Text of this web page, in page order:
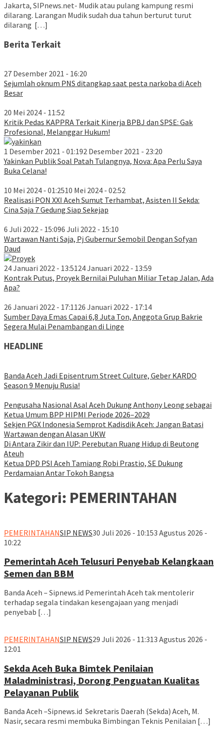
Jakarta, SIPnews.net- Mudik atau pulang kampung resmi
dilarang. Larangan Mudik sudah dua tahun berturut turut
dilarang […]
Berita Terkait
27 Desember 2021 - 16:20
Sejumlah oknum PNS ditangkap saat pesta narkoba di Aceh
Besar
20 Mei 2024 - 11:52
Kritik Pedas KAPPRA Terkait Kinerja BPBJ dan SPSE: Gak
Profesional, Melanggar Hukum!
1 Desember 2021 - 01:192 Desember 2021 - 23:20
Yakinkan Publik Soal Patah Tulangnya, Nova: Apa Perlu Saya
Buka Celana!
10 Mei 2024 - 01:2510 Mei 2024 - 02:52
Realisasi PON XXI Aceh Sumut Terhambat, Asisten II Sekda:
Cina Saja 7 Gedung Siap Sekejap
6 Juli 2022 - 15:096 Juli 2022 - 15:10
Wartawan Nanti Saja, Pj Gubernur Semobil Dengan Sofyan
Daud
24 Januari 2022 - 13:5124 Januari 2022 - 13:59
Kontrak Putus, Proyek Bernilai Puluhan Miliar Tetap Jalan, Ada
Apa?
26 Januari 2022 - 17:1126 Januari 2022 - 17:14
Sumber Daya Emas Capai 6,8 Juta Ton, Anggota Grup Bakrie
Segera Mulai Penambangan di Linge
HEADLINE
Banda Aceh Jadi Episentrum Street Culture, Geber KARDO
Season 9 Menuju Rusia!
Pengusaha Nasional Asal Aceh Dukung Anthony Leong sebagai
Ketua Umum BPP HIPMI Periode 2026–2029
Sekjen PGX Indonesia Semprot Kadisdik Aceh: Jangan Batasi
Wartawan dengan Alasan UKW
Di Antara Zikir dan IUP: Perebutan Ruang Hidup di Beutong
Ateuh
Ketua DPD PSI Aceh Tamiang Robi Prastio, SE Dukung
Perdamaian Antar Tokoh Bangsa
Kategori: PEMERINTAHAN
PEMERINTAHANSIP NEWS30 Juli 2026 - 10:153 Agustus 2026 -
10:22
Pemerintah Aceh Telusuri Penyebab Kelangkaan
Semen dan BBM
Banda Aceh – Sipnews.id Pemerintah Aceh tak mentolerir
terhadap segala tindakan kesengajaan yang menjadi
penyebab […]
PEMERINTAHANSIP NEWS29 Juli 2026 - 11:313 Agustus 2026 -
12:01
Sekda Aceh Buka Bimtek Penilaian
Maladministrasi, Dorong Penguatan Kualitas
Pelayanan Publik
Banda Aceh –Sipnews.id Sekretaris Daerah (Sekda) Aceh, M.
Nasir, secara resmi membuka Bimbingan Teknis Penilaian […]